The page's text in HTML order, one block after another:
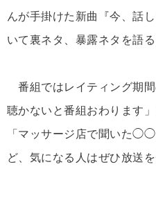
んが手掛けた新曲『今、話
いて裏ネタ、暴露ネタを語る
番組ではレイティング期間
聴かないと番組おわります
「マッサージ店で聞いた
ど、気になる人はぜひ放送